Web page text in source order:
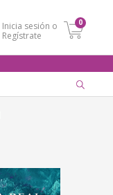
Inicia sesión o
Regístrate
0